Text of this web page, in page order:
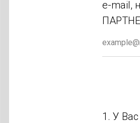
e-mail,
1. У